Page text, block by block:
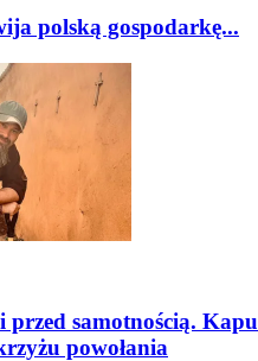
polską gospodarkę...
samotnością.
powołania